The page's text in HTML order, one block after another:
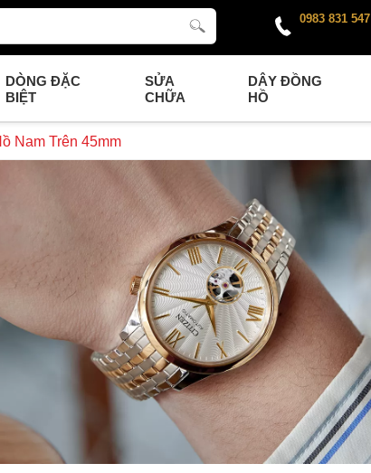
0983 831 547
DÒNG ĐẶC
BIỆT
SỬA
CHỮA
DÂY ĐỒNG
HỒ
Nam Trên 45mm